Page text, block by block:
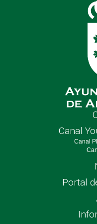
Canal
Canal
Portal